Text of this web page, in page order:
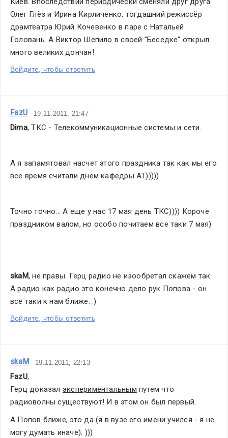
Олег Глёз и Ирина Кирличенко, тогдашний режиссёр
драмтеатра Юрий Кочевенко в паре с Натальей
Головань. А Виктор Шепило в своей "Беседке" открыл
много великих дончан!
Войдите, чтобы ответить
FazU 19.11.2011, 21:47
Dima, ТКС - Телекоммуникационные системы и сети.
А я запамятовал насчет этого праздника так как мы его
все время считали днем кафедры АТ)))))
Точно точно... А еще у нас 17 мая день ТКС)))) Короче
праздником валом, но особо почитаем все таки 7 мая)
skaM, не правы. Герц радио не изообретал скажем так.
А радио как радио это конечно дело рук Попова - он
все таки к нам ближе. :)
Войдите, чтобы ответить
skaM 19.11.2011, 22:13
FazU,
Герц доказал экспериментальным путем что
радиоволны существуют! И в этом он был первый.
А Попов ближе, это да (я в вузе его имени учился - я не
могу думать иначе). )))